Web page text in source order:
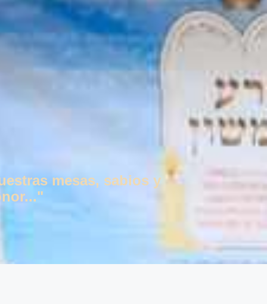
mesas, sabios y